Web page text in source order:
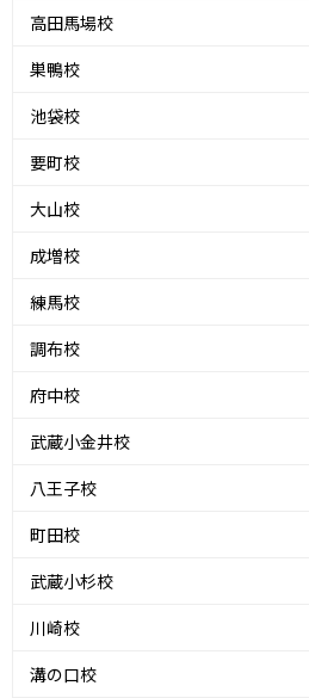
高田馬場校
巣鴨校
池袋校
要町校
大山校
成増校
練馬校
調布校
府中校
武蔵小金井校
八王子校
町田校
武蔵小杉校
川崎校
溝の口校